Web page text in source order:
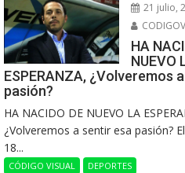
21 julio,
HA
NUEVO
ESPERANZA, ¿Volveremos
pasión?
HA NACIDO DE NUEVO LA
¿Volveremos a sentir esa pasión?
18...
CÓDIGO VISUAL DEPORTES